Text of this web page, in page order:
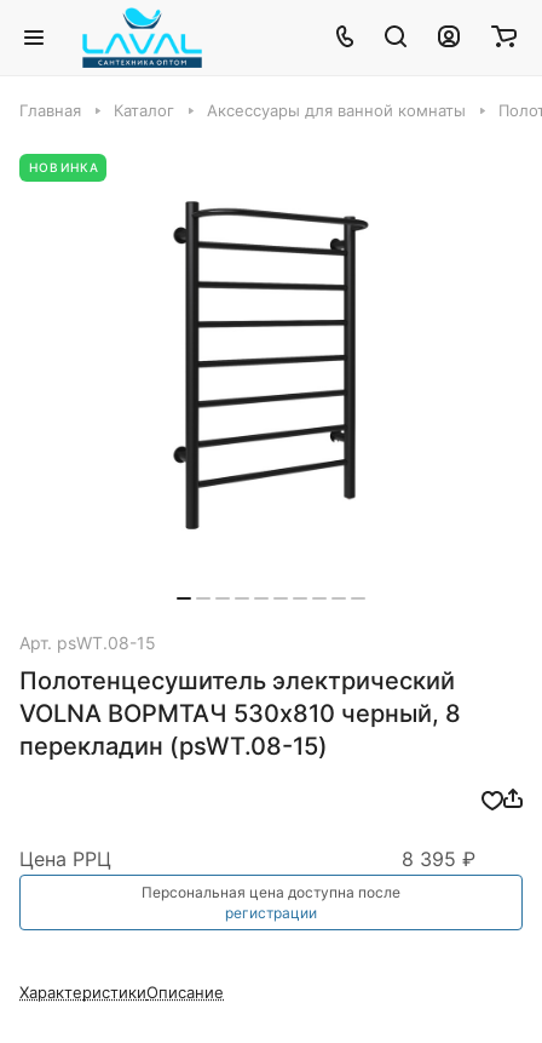
Главная Каталог Аксессуары для ванной комнаты
НОВИНКА
Арт. psWT.08-15
Полотенцесушитель электрический
VOLNA ВОРМТАЧ 530х810 черный, 8
перекладин (psWT.08-15)
Цена РРЦ 8 395 ₽
Персональная цена доступна после
регистрации
ХарактеристикиОписание